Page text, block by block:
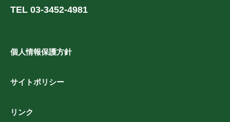
TEL 03-3452-4981
個人情報保護方針
サイトポリシー
リンク